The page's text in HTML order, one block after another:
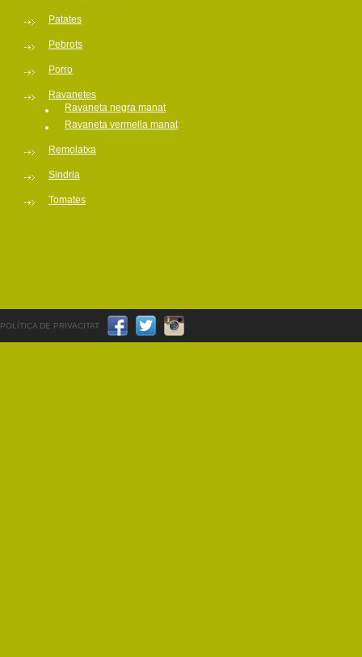
Patates
Pebrots
Porro
Ravanetes
Ravaneta negra manat
Ravaneta vermella manat
Remolatxa
Sindria
Tomates
POLÍTICA DE PRIVACITAT